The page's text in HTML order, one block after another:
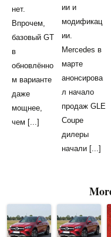
нет.
Впрочем,
базовый GT
в
обновлённо
м варианте
даже
мощнее,
чем [...]
ии и
модификац
ии.
Mercedes в
марте
анонсирова
л начало
продаж GLE
Coupe
дилеры
начали [...]